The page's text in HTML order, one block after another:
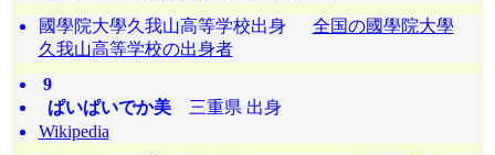
國學院大學久我山高等学校出身 全国の國學院大學
久我山高等学校の出身者
9
ぱいぱいでか美三重県 出身
Wikipedia